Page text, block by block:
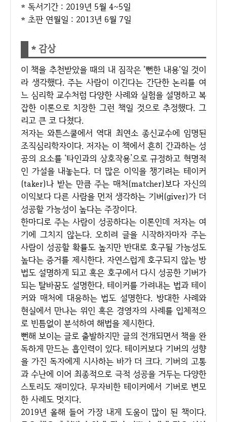
* 독서기간 : 2019년 5월 4~5일
* 초판 연월일 : 2013년 6월 7일
* 감상
이 책을 추천받았을 때의 내 짐작은 '뻔한 내용'일 것이
라 생각했다. 주는 사람이 이긴다는 간단한 논리를 여
느 심리학 교수처럼 다양한 사례와 실험을 설명하고 복
잡한 이론으로 치장한 그런 책일 것으로 추정했다. 그
리고 큰 코 다쳤다.
저자는 와튼스쿨에서 역대 최연소 종신교수에 임명된
조직심리학자이다. 저자는 이 책에서 흔히 간과하는 성
공의 요소를 ‘타인과의 상호작용’으로 규정하고 혁명적
인 가설을 내놓는다. 더 많은 이익을 챙기려는 테이커
(taker)나 받는 만큼 주는 매처(matcher)보다 자신의
이익보다 다른 사람을 먼저 생각하는 기버(giver)가 더
성공할 가능성이 높다는 주장이다.
한마디로 주는 사람이 성공하다는 이론인데 저자는 여
기에 그치지 않는다. 오히려 글을 시작하자마자 주는
사람이 성공할 확률도 높지만 반대로 호구될 가능성도
높다는 증거를 제시한다. 자연스럽게 호구되지 않는 방
법도 설명하게 되고 혹은 호구에서 다시 성공한 기버가
되는 탈바꿈도 설명한다. 테이커를 가려내는 법과 테이
커와 매처에 대응하는 법도 설명한다. 방대한 사례와
현실에서 만나는 위인 혹은 경영자의 사례를 입체적으
로 빈틈없이 분석하여 해법을 제시한다.
뻔해 보이는 글로 출발하지만 글의 전개되면서 책을 완
독하게 만드는 흡인력이 있다. 테이커보다 기버의 성향
을 가진 독자에게 시사하는 바가 더 크다. 기버의 고통
과 수난에 이어 최종적으로 극적 성공을 거두는 다양한
스토리도 재미있다. 무자비한 테이커에서 기버로 변모
한 사례도 멋지다.
2019년 올해 들어 가장 내게 도움이 많이 된 책이다.